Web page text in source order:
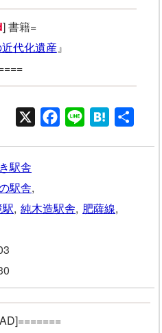
] 書籍=
代化遺産』
Facebook
Line Hatena
駅舎
駅舎,
, 純木造駅舎, 肥薩線,